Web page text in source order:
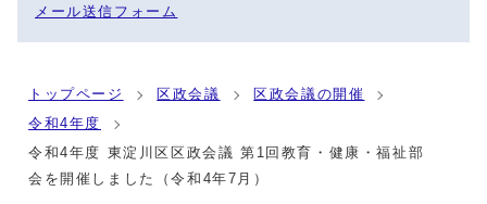
メール送信フォーム
トップページ 区政会議
区政会議の開催
令和4年度
令和4年度 東淀川区区政会議 第1回教育・健康・福祉部
会を開催しました（令和4年7月）